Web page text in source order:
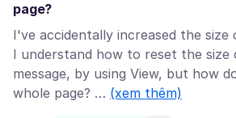
page?
I've accidentally increased the size
I understand how to reset the size
message, by using View, but how
whole page? … (xem thêm)